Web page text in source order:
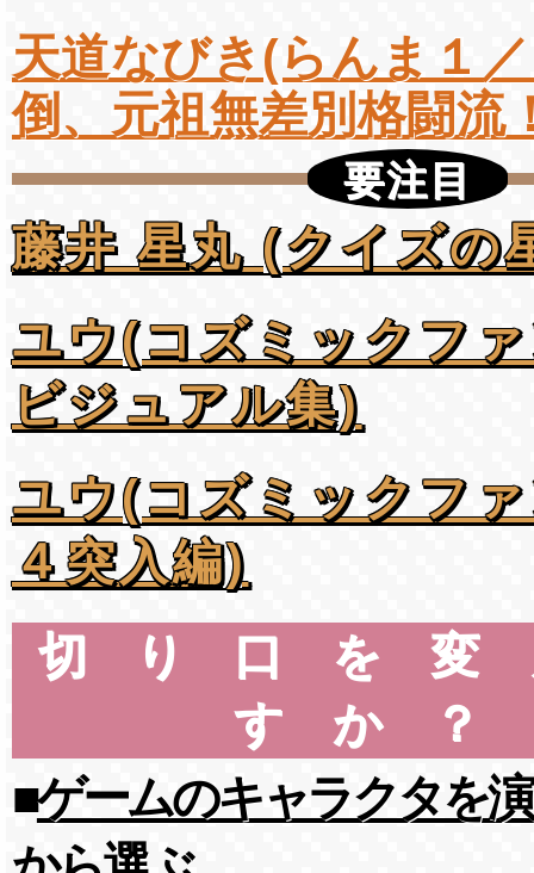
天道なびき(らんま１
倒、元祖無差別格闘流
要注目
藤井 星丸 (クイズの
ユウ(コズミックフ
ビジュアル集)
ユウ(コズミックフ
４突入編)
切り口を
すか？
■ゲームのキャラクタを